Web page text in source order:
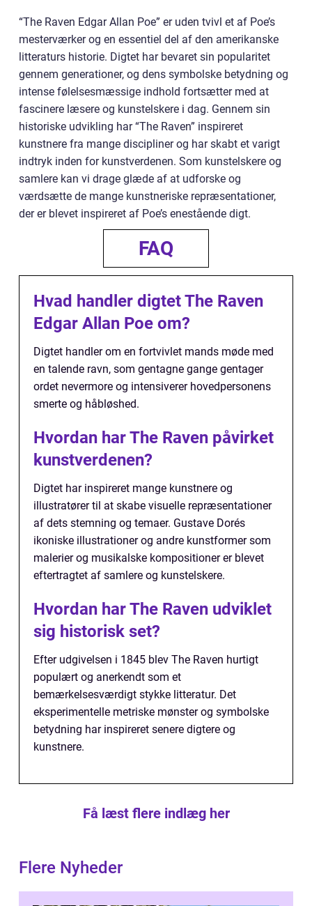
“The Raven Edgar Allan Poe” er uden tvivl et af Poe’s
mesterværker og en essentiel del af den amerikanske
litteraturs historie. Digtet har bevaret sin popularitet
gennem generationer, og dens symbolske betydning og
intense følelsesmæssige indhold fortsætter med at
fascinere læsere og kunstelskere i dag. Gennem sin
historiske udvikling har “The Raven” inspireret
kunstnere fra mange discipliner og har skabt et varigt
indtryk inden for kunstverdenen. Som kunstelskere og
samlere kan vi drage glæde af at udforske og
værdsætte de mange kunstneriske repræsentationer,
der er blevet inspireret af Poe’s enestående digt.
FAQ
Hvad handler digtet The Raven
Edgar Allan Poe om?
Digtet handler om en fortvivlet mands møde med
en talende ravn, som gentagne gange gentager
ordet nevermore og intensiverer hovedpersonens
smerte og håbløshed.
Hvordan har The Raven påvirket
kunstverdenen?
Digtet har inspireret mange kunstnere og
illustratører til at skabe visuelle repræsentationer
af dets stemning og temaer. Gustave Dorés
ikoniske illustrationer og andre kunstformer som
malerier og musikalske kompositioner er blevet
eftertragtet af samlere og kunstelskere.
Hvordan har The Raven udviklet
sig historisk set?
Efter udgivelsen i 1845 blev The Raven hurtigt
populært og anerkendt som et
bemærkelsesværdigt stykke litteratur. Det
eksperimentelle metriske mønster og symbolske
betydning har inspireret senere digtere og
kunstnere.
Få læst flere indlæg her
Flere Nyheder